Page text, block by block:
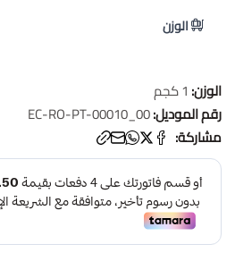
الوزن
الوزن: 1 كجم
رقم الموديل:EC-RO-PT-00010_00
مشاركة: